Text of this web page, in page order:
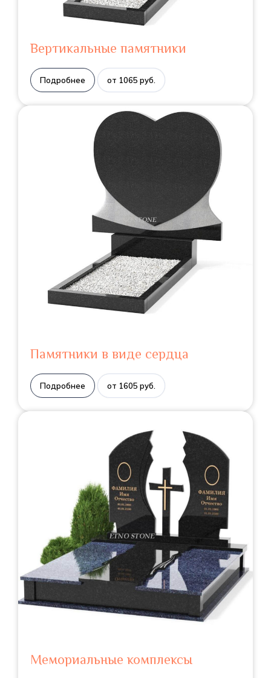
Вертикальные памятники
Подробнее от 1065 руб.
Памятники в виде сердца
Подробнее от 1605 руб.
Мемориальные комплексы